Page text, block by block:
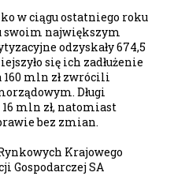
w ciągu ostatniego roku
swoim największym
odzyskały 674,5
się ich zadłużenie
mln zł zwrócili
Długi
mln zł, natomiast
bez zmian.
Krajowego
Gospodarczej SA